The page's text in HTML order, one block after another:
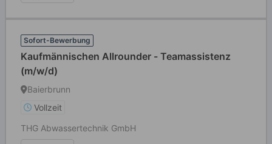
Sofort-Bewerbung
Kaufmännischen Allrounder - Teamassistenz
(m/w/d)
Baierbrunn
Vollzeit
THG Abwassertechnik GmbH